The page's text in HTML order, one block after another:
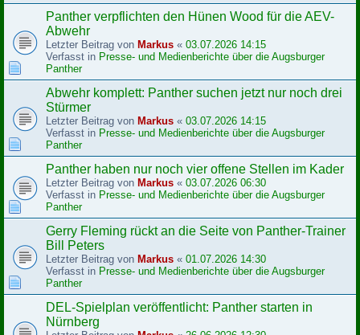
Panther verpflichten den Hünen Wood für die AEV-
Abwehr
Letzter Beitrag von Markus « 03.07.2026 14:15
Verfasst in Presse- und Medienberichte über die Augsburger
Panther
Abwehr komplett: Panther suchen jetzt nur noch drei
Stürmer
Letzter Beitrag von Markus « 03.07.2026 14:15
Verfasst in Presse- und Medienberichte über die Augsburger
Panther
Panther haben nur noch vier offene Stellen im Kader
Letzter Beitrag von Markus « 03.07.2026 06:30
Verfasst in Presse- und Medienberichte über die Augsburger
Panther
Gerry Fleming rückt an die Seite von Panther-Trainer
Bill Peters
Letzter Beitrag von Markus « 01.07.2026 14:30
Verfasst in Presse- und Medienberichte über die Augsburger
Panther
DEL-Spielplan veröffentlicht: Panther starten in
Nürnberg